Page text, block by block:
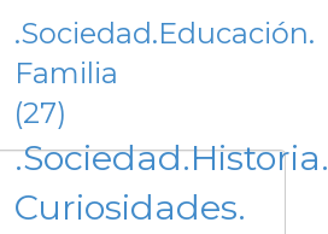
.Sociedad.Educación.
Familia
(27)
.Sociedad.Historia.
Curiosidades.